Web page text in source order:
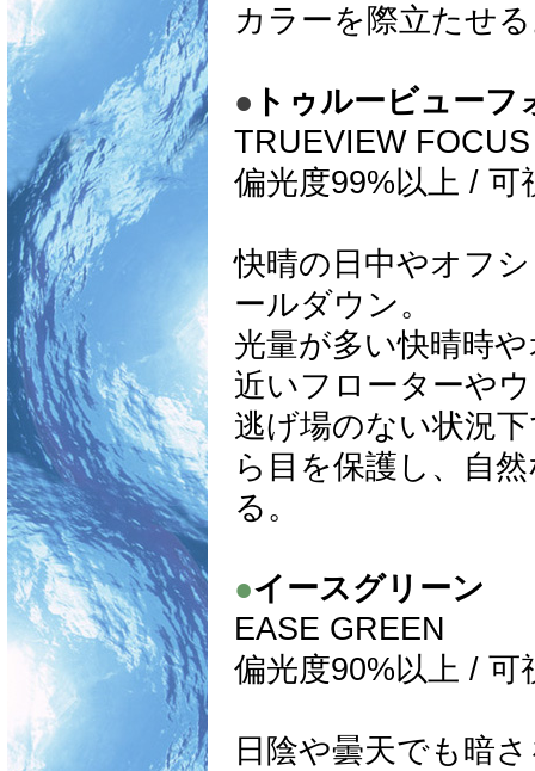
カラーを際立たせ
● トゥルービューフ
TRUEVIEW FOCUS
偏光度99%以上 / 可
快晴の日中やオフ
ールダウン。
光量が多い快晴時
近いフローターや
逃げ場のない状況
ら目を保護し、自
る。
●イースグリーン
EASE GREEN
偏光度90%以上 / 可
日陰や曇天でも暗